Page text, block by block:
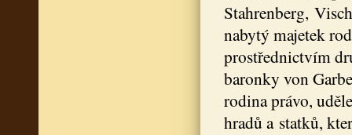
Stahrenberg,
nabytý majetek
prostřednictvím
baronky von
rodina právo,
hradů a statků,